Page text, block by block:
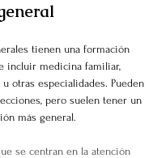
tienen una formación
incluir medicina familiar,
otras especialidades. Pueden
pero suelen tener un
más general.
se centran en la atención